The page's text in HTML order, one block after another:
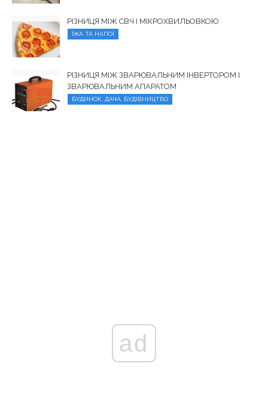
РІЗНИЦЯ МІЖ СВЧ І МІКРОХВИЛЬОВКОЮ
ЇЖА ТА НАПОЇ
РІЗНИЦЯ МІЖ ЗВАРЮВАЛЬНИМ ІНВЕРТОРОМ І
ЗВАРЮВАЛЬНИМ АПАРАТОМ
БУДИНОК, ДАЧА, БУДІВНИЦТВО
ad